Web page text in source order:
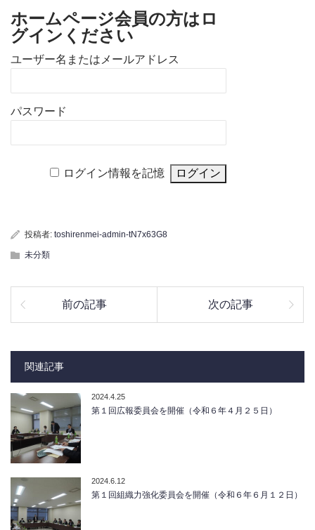
ホームページ会員の方はロ
グインください
ユーザー名またはメールアドレス
パスワード
ログイン情報を記憶
投稿者: toshirenmei-admin-tN7x63G8
未分類
前の記事 次の記事
関連記事
2024.4.25
第１回広報委員会を開催（令和６年４月２５日）
2024.6.12
第１回組織力強化委員会を開催（令和６年６月１２日）